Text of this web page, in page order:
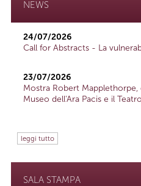
NEWS
24/07/2026
Call for Abstracts - La
23/07/2026
Mostra Robert
Museo dell'Ara Pacis e il
leggi tutto
SALA STAMPA